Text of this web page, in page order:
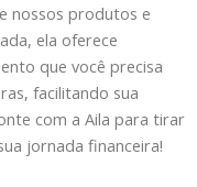
nossos produtos e
ela oferece
que você precisa
facilitando sua
com a Aila para tirar
jornada financeira!